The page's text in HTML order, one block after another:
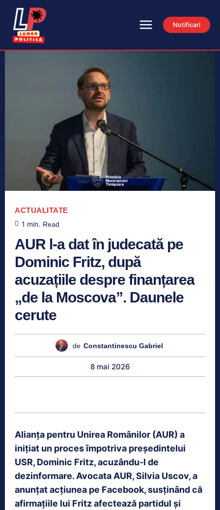
Notificari
ACTUALITATE
1 min. Read
AUR l-a dat în judecată pe
Dominic Fritz, după
acuzațiile despre finanțarea
„de la Moscova”. Daunele
cerute
de Constantinescu Gabriel
8 mai 2026
Alianța pentru Unirea Românilor (AUR) a
inițiat un proces împotriva președintelui
USR, Dominic Fritz, acuzându-l de
dezinformare. Avocata AUR, Silvia Uscov, a
anunțat acțiunea pe Facebook, susținând că
afirmațiile lui Fritz afectează partidul și